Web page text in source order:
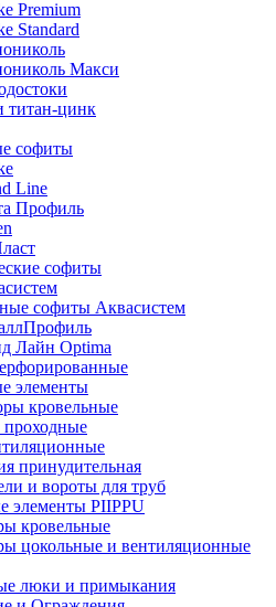
Premium
Standard
Макси
титан-цинк
софиты
Line
Профиль
софиты
софиты Аквасистем
Лайн Optima
элементы
кровельные
принудительная
и вороты для труб
элементы PIIPPU
кровельные
цокольные и вентиляционные
люки и примыкания